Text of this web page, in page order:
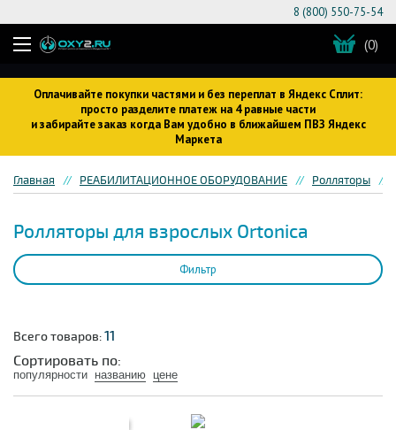
Оплачивайте покупки частями и без переплат в Яндекс Сплит:
просто разделите платеж на 4 равные части
и забирайте заказ когда Вам удобно в ближайшем ПВЗ Яндекс
Маркета
8 (800) 550-75-54
(0)
Главная РЕАБИЛИТАЦИОННОЕ ОБОРУДОВАНИЕ Ролляторы
Ролляторы для взрослых Ortonica
Фильтр
Всего товаров:11
Сортировать по:
популярности названию цене